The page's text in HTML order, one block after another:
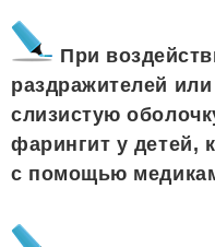
При
раздражителей
слизистую
фарингит у детей,
с помощью